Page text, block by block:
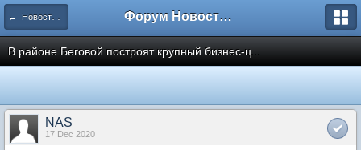
← Новости рынка недвижимости Форум Новостройки
В районе Беговой построят крупный бизнес-ц...
NAS
17 Dec 2020